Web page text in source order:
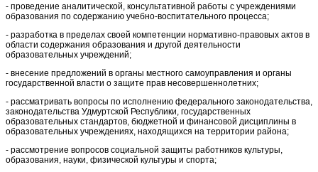
- проведение аналитической, консультативной работы с учреждениями
образования по содержанию учебно-воспитательного процесса;
- разработка в пределах своей компетенции нормативно-правовых актов в
области содержания образования и другой деятельности
образовательных учреждений;
- внесение предложений в органы местного самоуправления и органы
государственной власти о защите прав несовершеннолетних;
- рассматривать вопросы по исполнению федерального законодательства,
законодательства Удмуртской Республики, государственных
образовательных стандартов, бюджетной и финансовой дисциплины в
образовательных учреждениях, находящихся на территории района;
- рассмотрение вопросов социальной защиты работников культуры,
образования, науки, физической культуры и спорта;